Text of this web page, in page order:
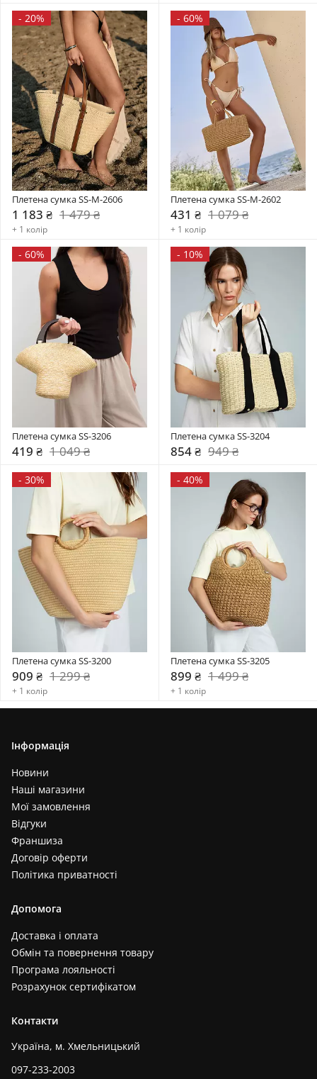
- 20%
Плетена сумка SS-M-2606
1 183 ₴ 1 479 ₴
+ 1 колір
- 60%
Плетена сумка SS-M-2602
431 ₴ 1 079 ₴
+ 1 колір
- 60%
Плетена сумка SS-3206
419 ₴ 1 049 ₴
- 10%
Плетена сумка SS-3204
854 ₴ 949 ₴
- 30%
Плетена сумка SS-3200
909 ₴ 1 299 ₴
+ 1 колір
- 40%
Плетена сумка SS-3205
899 ₴ 1 499 ₴
+ 1 колір
Інформація
Новини
Наші магазини
Мої замовлення
Відгуки
Франшиза
Договір оферти
Політика приватності
Допомога
Доставка і оплата
Обмін та повернення товару
Програма лояльності
Розрахунок сертифікатом
Контакти
Україна, м. Хмельницький
097-233-2003